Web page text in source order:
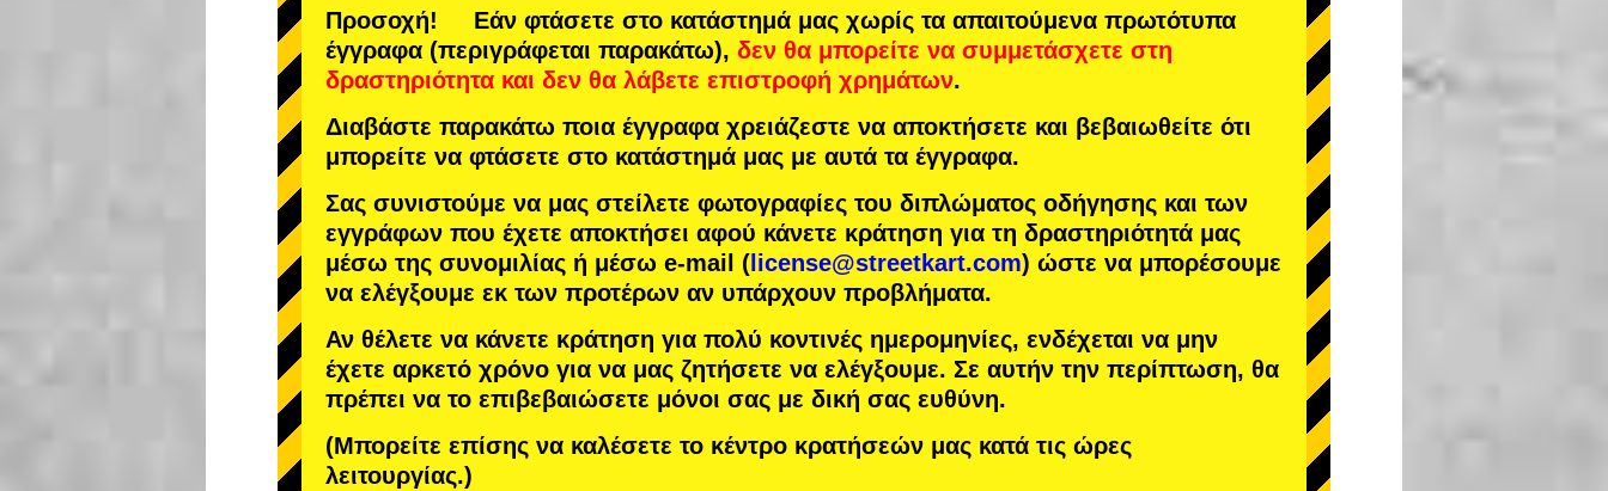
Προσοχή! Εάν φτάσετε στο κατάστημά μας χωρίς τα απαιτούμενα πρωτότυπα
έγγραφα (περιγράφεται παρακάτω), δεν θα μπορείτε να συμμετάσχετε στη
δραστηριότητα και δεν θα λάβετε επιστροφή χρημάτων.
Διαβάστε παρακάτω ποια έγγραφα χρειάζεστε να αποκτήσετε και βεβαιωθείτε ότι
μπορείτε να φτάσετε στο κατάστημά μας με αυτά τα έγγραφα.
Σας συνιστούμε να μας στείλετε φωτογραφίες του διπλώματος οδήγησης και των
εγγράφων που έχετε αποκτήσει αφού κάνετε κράτηση για τη δραστηριότητά μας
μέσω της συνομιλίας ή μέσω e-mail ( license@streetkart.com) ώστε να μπορέσουμε
να ελέγξουμε εκ των προτέρων αν υπάρχουν προβλήματα.
Αν θέλετε να κάνετε κράτηση για πολύ κοντινές ημερομηνίες, ενδέχεται να μην
έχετε αρκετό χρόνο για να μας ζητήσετε να ελέγξουμε. Σε αυτήν την περίπτωση, θα
πρέπει να το επιβεβαιώσετε μόνοι σας με δική σας ευθύνη.
(Μπορείτε επίσης να καλέσετε το κέντρο κρατήσεών μας κατά τις ώρες
λειτουργίας.)